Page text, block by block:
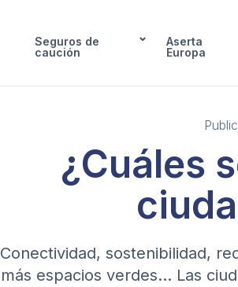
Seguros de
caución
Aserta
Europa
¿Cuáles
Conectividad, sostenibilidad,
más espacios verdes… Las